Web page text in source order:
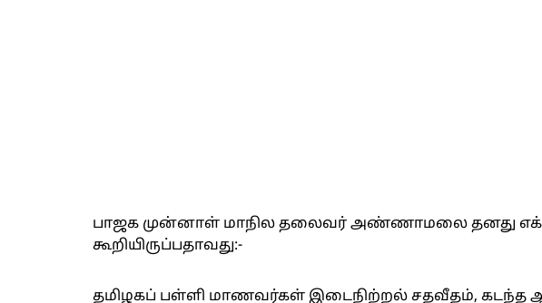
பாஜக முன்னாள் மாநில தலைவர் அண்ணாமலை தனது
கூறியிருப்பதாவது:-
தமிழகப் பள்ளி மாணவர்கள் இடைநிற்றல் சதவீதம், கடந்த